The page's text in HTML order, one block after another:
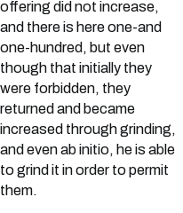
offering did not increase,
and there is here one-and
one-hundred, but even
though that initially they
were forbidden, they
returned and became
increased through grinding,
and even ab initio, he is able
to grind it in order to permit
them.